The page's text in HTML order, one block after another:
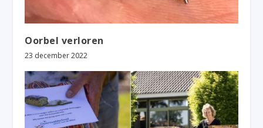
Oorbel verloren
23 december 2022